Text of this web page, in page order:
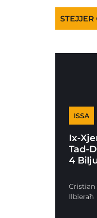
ISSA
Ix-
Tad-
4
Cristian
Ilbieraħ